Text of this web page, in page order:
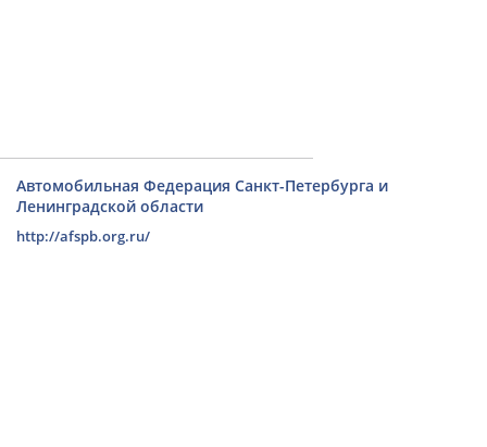
Автомобильная Федерация Санкт-Петербурга и
Ленинградской области
http://afspb.org.ru/